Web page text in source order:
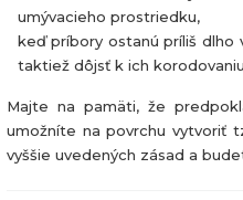
umývacieho prostriedku,
keď príbory ostanú príliš dlho
taktiež dôjsť k ich
Majte na pamäti, že
umožníte na povrchu vytvoriť
vyššie uvedených zásad a